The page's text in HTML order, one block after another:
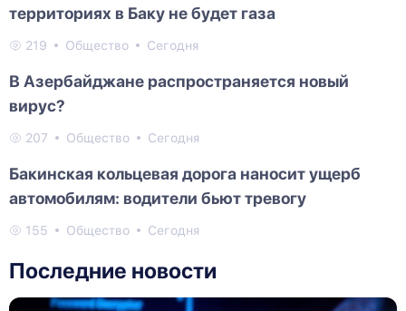
территориях в Баку не будет газа
219 Общество Сегодня
В Азербайджане распространяется новый
вирус?
207 Общество Сегодня
Бакинская кольцевая дорога наносит ущерб
автомобилям: водители бьют тревогу
155 Общество Сегодня
Последние новости